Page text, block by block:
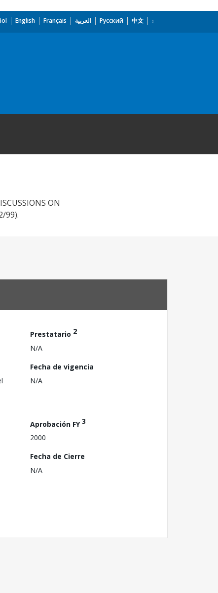
English Français العربية Русский 中文
ON
99).
Prestatario 2
N/A
Fecha de vigencia
N/A
Aprobación FY3
2000
Fecha de Cierre
N/A